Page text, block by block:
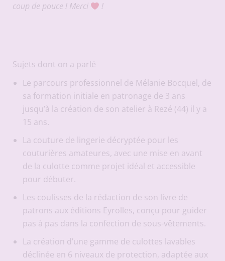
coup de pouce ! Merci
!
Sujets dont on a parlé
Le parcours professionnel de Mélanie Bocquel, de
sa formation initiale en patronage de 3 ans
jusqu’à la création de son atelier à Rezé (44) il y a
15 ans.
La couture de lingerie décryptée pour les
couturières amateures, avec une mise en avant
de la culotte comme projet idéal et accessible
pour débuter.
Les coulisses de la rédaction de son livre de
patrons aux éditions Eyrolles, conçu pour guider
pas à pas dans la confection de sous-vêtements.
La création d’une gamme de culottes lavables
déclinée en 6 niveaux de protection, adaptée aux